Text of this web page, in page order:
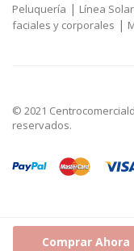
Comprar Ahora
Peluquería | Línea Solar
faciales y corporales |
© 2021
reservados.